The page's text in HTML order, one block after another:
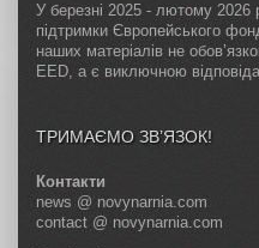
У березні 2025 - лютому 2026
підтримки Європейського
наших матеріалів не
EED, а є виключною
ТРИМАЄМО ЗВ’ЯЗОК!
Контакти
news @ novynarnia.com
contact @ novynarnia.com